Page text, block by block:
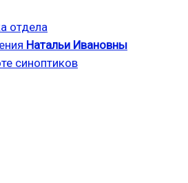
отдела
Натальи Ивановны
синоптиков